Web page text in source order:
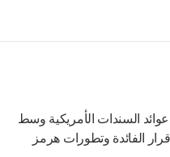
عوائد السندات الأمريكية وسط
الفائدة وتطورات هرمز